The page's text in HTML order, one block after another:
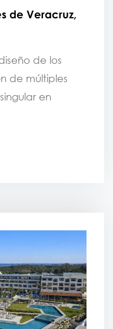
de Veracruz,
de los
de múltiples
en